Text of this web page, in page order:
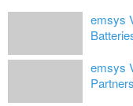
emsys
emsys